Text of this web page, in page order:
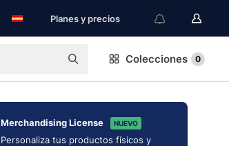
Planes y precios
Colecciones 0
Merchandising License NUEVO
Personaliza tus productos físicos y